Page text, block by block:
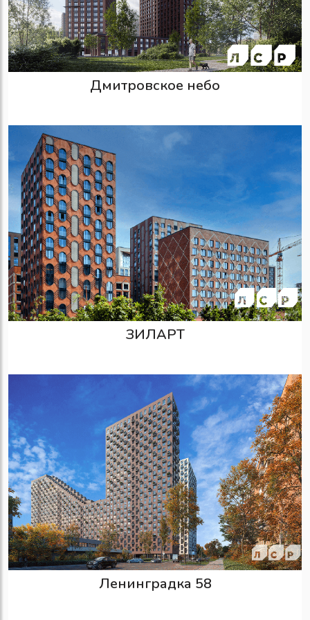
Дмитровское небо
ЗИЛАРТ
Ленинградка 58